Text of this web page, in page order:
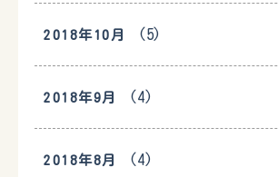
2018年10月 (5)
2018年9月 (4)
2018年8月 (4)